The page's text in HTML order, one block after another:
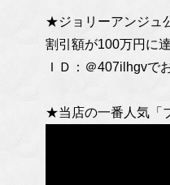
★ジョリーアンジュ
割引額が100万円に
ＩＤ：＠407ilhgvで
★当店の一番人気「